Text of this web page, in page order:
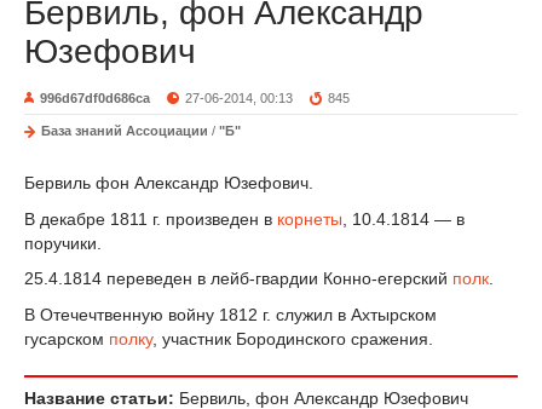
Бервиль, фон Александр
Юзефович
996d67df0d686ca 27-06-2014, 00:13 845
База знаний Ассоциации / "Б"
Бервиль фон Александр Юзефович.
В декабре 1811 г. произведен в корнеты , 10.4.1814 — в
поручики.
25.4.1814 переведен в лейб-гвардии Конно-егерский полк.
В Отечечтвенную войну 1812 г. служил в Ахтырском
гусарском полку, участник Бородинского сражения.
Название статьи: Бервиль, фон Александр Юзефович